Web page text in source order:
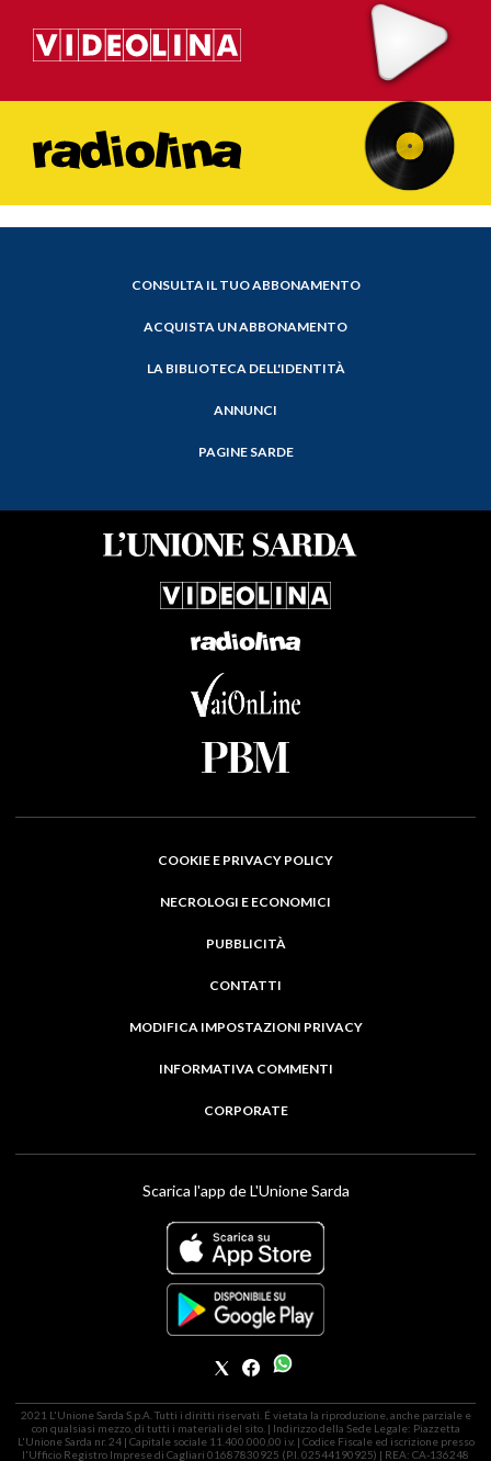
CONSULTA IL TUO ABBONAMENTO
ACQUISTA UN ABBONAMENTO
LA BIBLIOTECA DELL'IDENTITÀ
ANNUNCI
PAGINE SARDE
COOKIE E PRIVACY POLICY
NECROLOGI E ECONOMICI
PUBBLICITÀ
CONTATTI
MODIFICA IMPOSTAZIONI PRIVACY
INFORMATIVA COMMENTI
CORPORATE
Scarica l'app de L'Unione Sarda
2021 L'Unione Sarda S.p.A. Tutti i diritti riservati. É vietata la riproduzione, anche parziale e
con qualsiasi mezzo, di tutti i materiali del sito. | Indirizzo della Sede Legale: Piazzetta
L'Unione Sarda nr. 24 | Capitale sociale 11.400.000,00 i.v. | Codice Fiscale ed iscrizione presso
l'Ufficio Registro Imprese di Cagliari 01687830925 (P.I. 02544190925) | REA: CA-136248